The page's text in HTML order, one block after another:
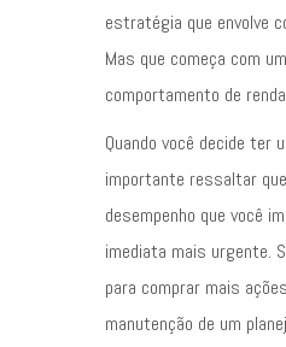
estratégia que envolve
Mas que começa com
comportamento de
Quando você decide ter
importante ressaltar
desempenho que você
imediata mais urgente.
para comprar mais
manutenção de um